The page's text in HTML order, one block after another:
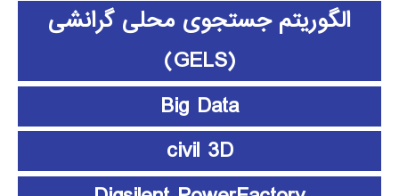
الگوریتم جستجوی محلی گرانشی
(GELS)
Big Data
civil 3D